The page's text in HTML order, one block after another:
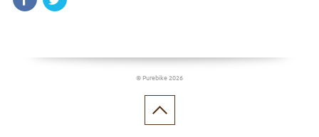
© Purebike 2026